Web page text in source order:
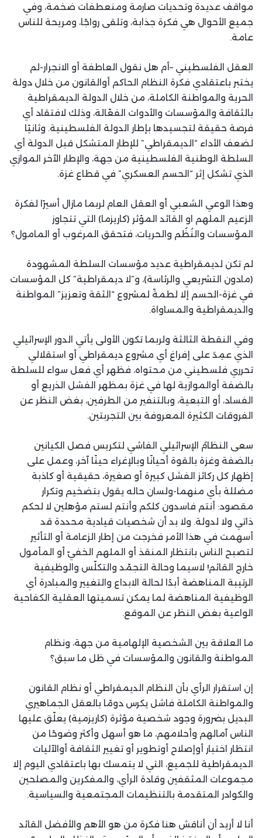
مواقف عديدة وتحديات صارمة ومنعطفات ضخمة، وفي
جميع الأحوال هي فكرة جذابة، وتلقى رواجًا، ومريحة للناس
عامة.
العقل الفلسطيني –أم هل نقول العاطفة أو الانجرار-لم
يختبر باعتقادي فكرة النظام الحاكم أوالقانون من خلال دولة
الحرية والمواطنة الكاملة، من خلال الدولة الديمقراطية
بالثقافة والمؤسسات والأدوات الفعّالة، وذلك لافتقاد أي
فرصة حقيقة لتجسيدها بإطار الدولة الفلسطينية. وثانيًا
لضعف الأداء “الديمقراطي” للإطار المتشكل قبل الدولة أي
السلطة الوطنية الفلسطينية من جهة، والإطار الآخر الموازي
الذي تشكل إثر “الحسم العسكري” في قطاع غزة.
وهذا الوعي الشعبي أو العقل العام لربما مازال أسيرًا لفكرة
الزعيم الملهم او القائد المؤثر (كاريزما) التي تتجاوز
المؤسسات والنُظُم والحريات، فتحقق المرغوب أو المامول؟
لم تكن لديمقراطية عديد مؤسسات السلطة المشهودة
(مادون التشريعي والرئاسة)، و”لا ديمقراطية” كل المؤسسات
في غزة-الحسم إلا لطمةً لمشروع “الثقة وتعزيز” المواطنة
والديمقراطية والمساواة.
وفي النقطة الثالثة ولربما تكون الأولى يأتي الدور الإسرائيلي
الذي عمِدَ على إفراغ أي مشروع ديمقراطي أو استقلالي
تحرري فلسطيني من محتواه، فظهر أي فعل سواء للسلطة
بالضفة أوالموازية لها في غزة بمظهر الفشل الذريع أو
الفساد، أو التبعية، وبالتنفير من الطرفين، بغض النظر عن
الفروقات الكثيرة المعروفة بين التجربتين.
سعى النظامُ الإسرائيلي الفاشي لتكريس فصل الكيانين
بالضفة وغزة بالقوة أحيانًا وبالإغراء حينًا آخر، وعمل على
إظهار كل ركائز الفشل كبيرة أو صغيرة، حقيقية أو كاذبة
مضللة بأي منهما-ولسان حاله يقول بتضخيم وتكرار
مقصود: أنتم فاسدون كلكم وأنتم لستم مؤهلين لا لحكم
ذاتي ولا لدولة. ولا بد أن شخصيات قيادية محددة قد
أسهمت في هذا الأمر فخرجت من إطار الزعامة أو التأثير
لتصبح الناس بانتظار المنقذ أو الملهم الخفيّ أو المأمول
خارج القائم! لاسيما وحالة التجمّد والتكلّس والوظيفية
الرتيبة المناهضة أبدًا لحالة الابداع والتغيير والمبادرة أي
الوظيفية المناهضة لما يمكن تسميتها العقلية الكفاحية
الواعية بغض النظر عن الموقع.
ما العلاقة بين الشخصية الإلهامية من جهة، ونظام
المواطنة والقانون والمؤسسات في ظل ما سبق؟
إن استقرار الرأي بأن النظام الديمقراطي أو نظام القانون
والمواطنة الكاملة فاشل يكرس دومًا بالعقل الجماهيري
البديل بضرورة وجود شخصية مؤثرة (كاريزمية) يعلّق عليها
الناس آمالهم وأحلامهم، ما هو أسهل وأكثر وضوحًا من
انتظار اختبار أوإصلاح أوتطوير أو تغيير الثقافة أوالآليات
الديمقراطية للجميع، التي لا يتمسك بها باعتقادي اليوم إلا
مجموعات المثقفين وقادة الرأي، والمفكرين والمصلحين
والكوادر المتقدمة بالتنظيمات المجتمعية والسياسية.
أنا لا أريد أن أناقش هنا فكرة من هو الأهم والأفضل القائد